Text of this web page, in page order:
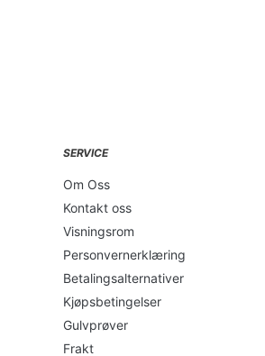
SERVICE
Om Oss
Kontakt oss
Visningsrom
Personvernerklæring
Betalingsalternativer
Kjøpsbetingelser
Gulvprøver
Frakt